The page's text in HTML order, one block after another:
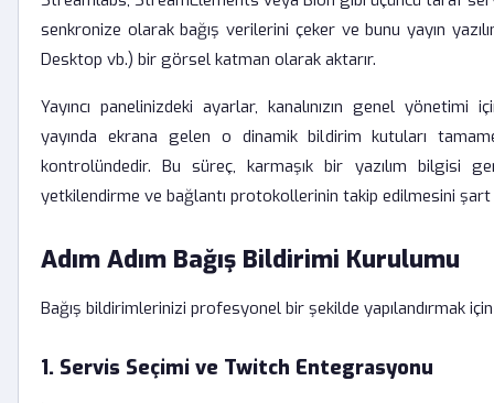
senkronize olarak bağış verilerini çeker ve bunu yayın
Desktop vb.) bir görsel katman olarak aktarır.
Yayıncı panelinizdeki ayarlar, kanalınızın genel yönetimi
yayında ekrana gelen o dinamik bildirim kutuları
kontrolündedir. Bu süreç, karmaşık bir yazılım bilgisi
yetkilendirme ve bağlantı protokollerinin takip edilmesini şart
Adım Adım Bağış Bildirimi Kurulumu
Bağış bildirimlerinizi profesyonel bir şekilde yapılandırmak için
1. Servis Seçimi ve Twitch Entegrasyonu